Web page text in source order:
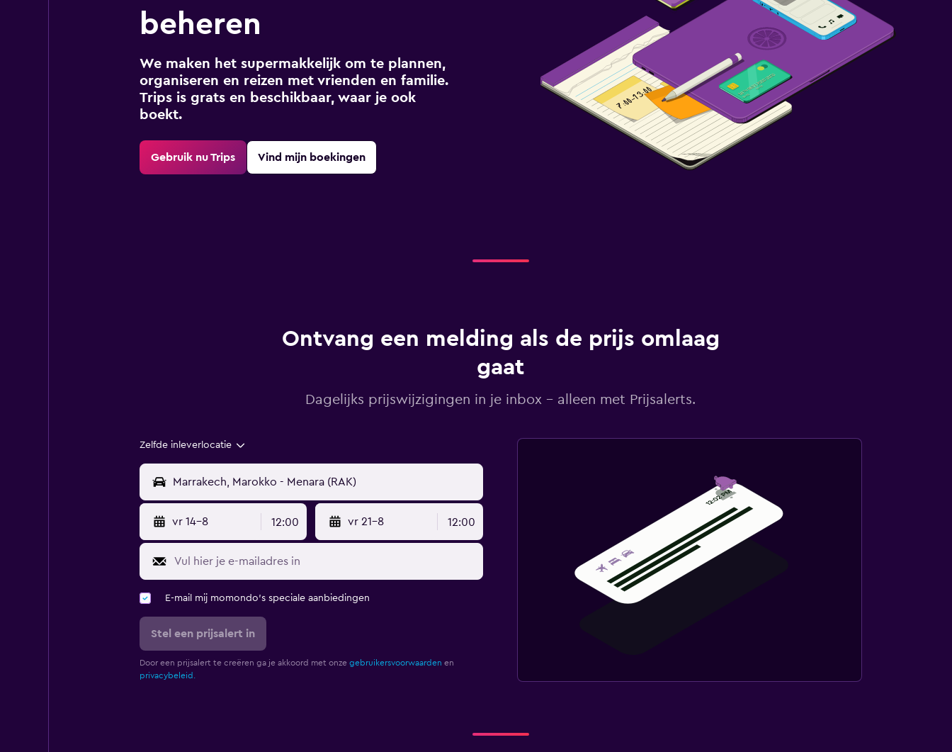
beheren
We maken het supermakkelijk om te plannen,
organiseren en reizen met vrienden en familie.
Trips is grats en beschikbaar, waar je ook
boekt.
Gebruik nu Trips Vind mijn boekingen
Ontvang een melding als de prijs omlaag
gaat
Dagelijks prijswijzigingen in je inbox - alleen met Prijsalerts.
Zelfde inleverlocatie
vr 14-8 12:00 vr 21-8 12:00
E-mail mij momondo's speciale aanbiedingen
Stel een prijsalert in
Door een prijsalert te creëren ga je akkoord met onze gebruikersvoorwaarden en
privacybeleid.